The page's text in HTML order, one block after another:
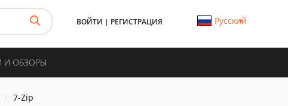
ВОЙТИ | РЕГИСТРАЦИЯ Русский
И ОБЗОРЫ
7-Zip